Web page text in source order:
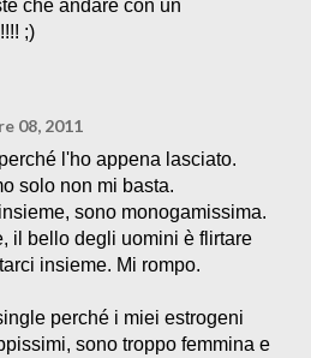
che andare con un
;)
08, 2011
l'ho appena lasciato.
solo non mi basta.
sono monogamissima.
il bello degli uomini è flirtare
insieme. Mi rompo.
perché i miei estrogeni
sono troppo femmina e